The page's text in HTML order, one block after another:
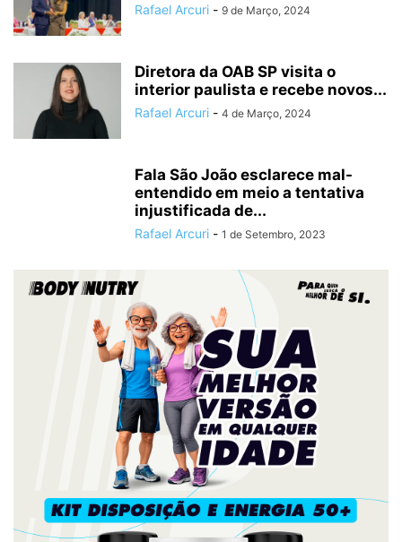
Rafael Arcuri - 9 de Março, 2024
Diretora da OAB SP visita o
interior paulista e recebe novos...
Rafael Arcuri - 4 de Março, 2024
Fala São João esclarece mal-
entendido em meio a tentativa
injustificada de...
Rafael Arcuri - 1 de Setembro, 2023